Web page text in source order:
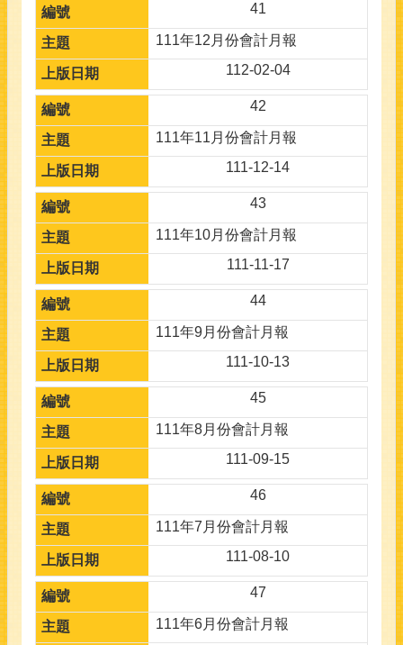
41
111年12月份會計月報
112-02-04
42
111年11月份會計月報
111-12-14
43
111年10月份會計月報
111-11-17
44
111年9月份會計月報
111-10-13
45
111年8月份會計月報
111-09-15
46
111年7月份會計月報
111-08-10
47
111年6月份會計月報